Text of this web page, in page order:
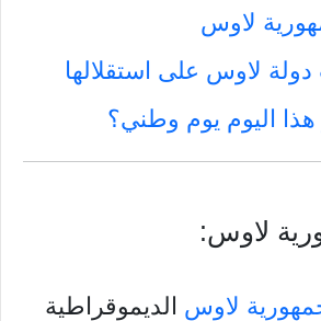
لاوس
لاوس على استقلالها
اليوم يوم وطني؟
لاوس:
لاوس الديموقراطية